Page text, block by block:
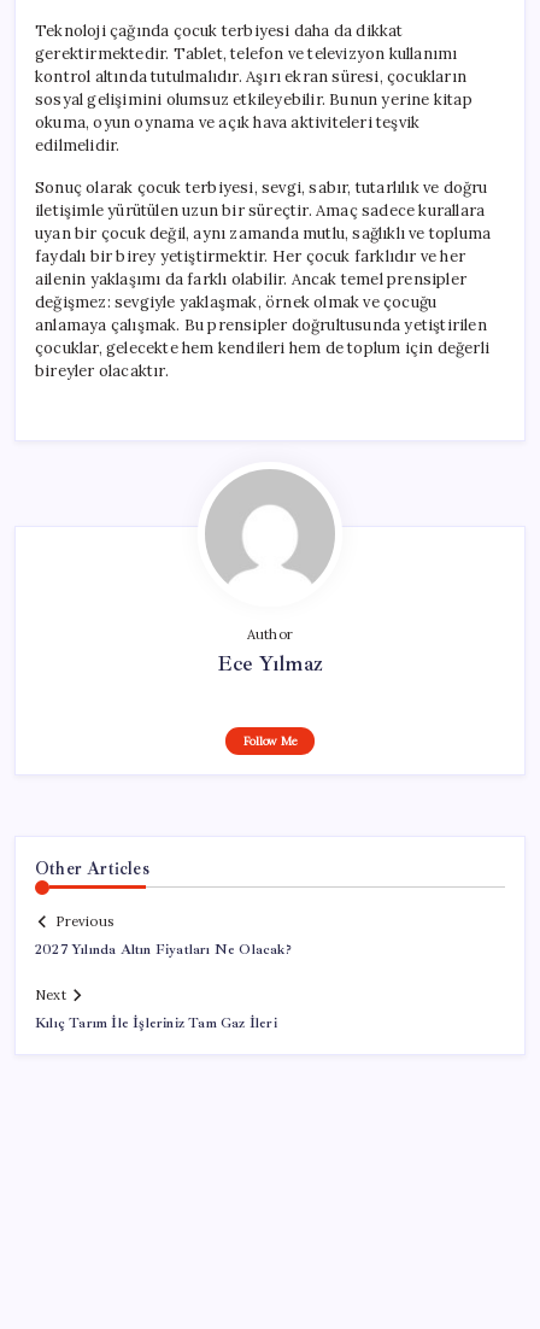
Teknoloji çağında çocuk terbiyesi daha da dikkat
gerektirmektedir. Tablet, telefon ve televizyon kullanımı
kontrol altında tutulmalıdır. Aşırı ekran süresi, çocukların
sosyal gelişimini olumsuz etkileyebilir. Bunun yerine kitap
okuma, oyun oynama ve açık hava aktiviteleri teşvik
edilmelidir.
Sonuç olarak çocuk terbiyesi, sevgi, sabır, tutarlılık ve doğru
iletişimle yürütülen uzun bir süreçtir. Amaç sadece kurallara
uyan bir çocuk değil, aynı zamanda mutlu, sağlıklı ve topluma
faydalı bir birey yetiştirmektir. Her çocuk farklıdır ve her
ailenin yaklaşımı da farklı olabilir. Ancak temel prensipler
değişmez: sevgiyle yaklaşmak, örnek olmak ve çocuğu
anlamaya çalışmak. Bu prensipler doğrultusunda yetiştirilen
çocuklar, gelecekte hem kendileri hem de toplum için değerli
bireyler olacaktır.
Author
Ece Yılmaz
Follow Me
Other Articles
Previous
2027 Yılında Altın Fiyatları Ne Olacak?
Next
Kılıç Tarım İle İşleriniz Tam Gaz İleri